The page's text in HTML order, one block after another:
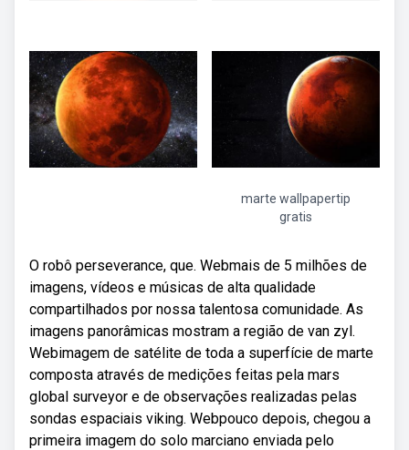
marte wallpapertip
gratis
O robô perseverance, que. Webmais de 5 milhões de
imagens, vídeos e músicas de alta qualidade
compartilhados por nossa talentosa comunidade. As
imagens panorâmicas mostram a região de van zyl.
Webimagem de satélite de toda a superfície de marte
composta através de medições feitas pela mars
global surveyor e de observações realizadas pelas
sondas espaciais viking. Webpouco depois, chegou a
primeira imagem do solo marciano enviada pelo